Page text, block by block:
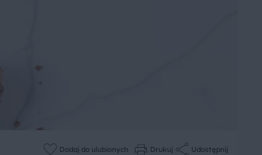
Dodaj do ulubionych Drukuj Udostępnij